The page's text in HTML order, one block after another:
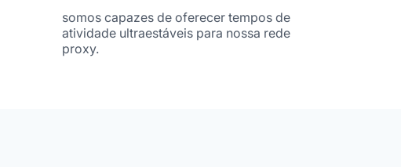
somos capazes de oferecer tempos de
atividade ultraestáveis ​​para nossa rede
proxy.